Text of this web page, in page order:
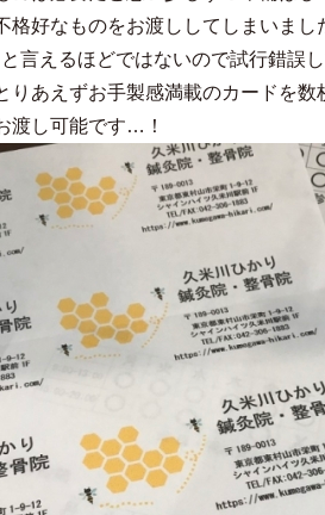
格好なものをお渡ししてしまいま
言えるほどではないので試行錯誤
りあえずお手製感満載のカードを数
渡し可能です…！